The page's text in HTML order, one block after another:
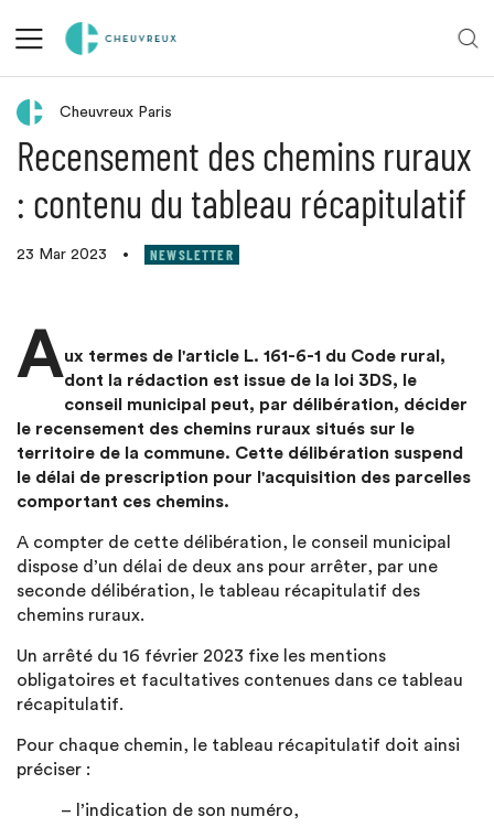
Retour aux actualités
Cheuvreux Paris
Recensement des chemins ruraux
: contenu du tableau récapitulatif
23 Mar 2023 • NEWSLETTER
Aux termes de l'article L. 161-6-1 du Code rural,
dont la rédaction est issue de la loi 3DS, le
conseil municipal peut, par délibération, décider
le recensement des chemins ruraux situés sur le
territoire de la commune. Cette délibération suspend
le délai de prescription pour l'acquisition des parcelles
comportant ces chemins.
A compter de cette délibération, le conseil municipal
dispose d’un délai de deux ans pour arrêter, par une
seconde délibération, le tableau récapitulatif des
chemins ruraux.
Un arrêté du 16 février 2023 fixe les mentions
obligatoires et facultatives contenues dans ce tableau
récapitulatif.
Pour chaque chemin, le tableau récapitulatif doit ainsi
préciser :
– l’indication de son numéro,